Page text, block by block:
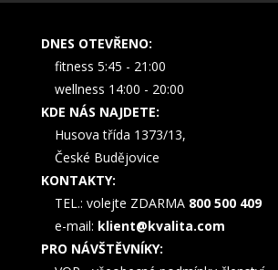
DNES OTEVŘENO:
fitness 5:45 - 21:00
wellness 14:00 - 20:00
KDE NÁS NAJDETE:
Husova třída 1373/13,
České Budějovice
KONTAKTY:
TEL.: volejte ZDARMA 800 500 409
e-mail: klient@kvalita.com
PRO NÁVŠTĚVNÍKY: